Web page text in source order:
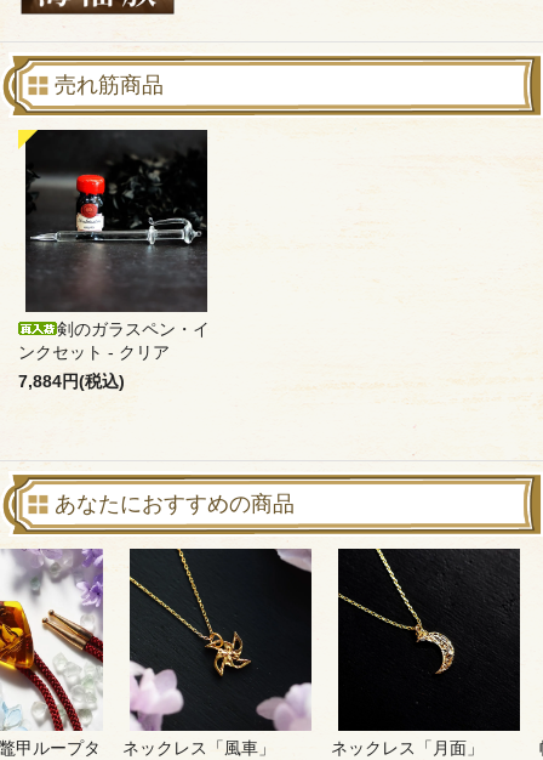
売れ筋商品
剣のガラスペン・イ
ンクセット - クリア
7,884円(税込)
あなたにおすすめの商品
甲ループタ
ネックレス「風車」
ネックレス「月面」